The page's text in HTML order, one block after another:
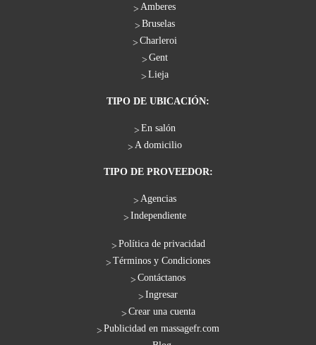
Amberes
Bruselas
Сharleroi
Gent
Lieja
TIPO DE UBICACIÓN:
En salón
A domicilio
TIPO DE PROVEEDOR:
Agencias
Independiente
Política de privacidad
Términos y Condiciones
Contáctanos
Ingresar
Crear una cuenta
Publicidad en massagefr.com